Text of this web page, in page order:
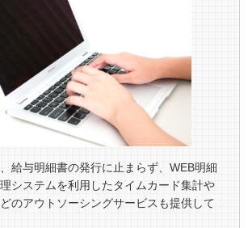
給与明細書の発行に止まらず、WEB明細
システムを利用したタイムカード集計や
のアウトソーシングサービスも提供して